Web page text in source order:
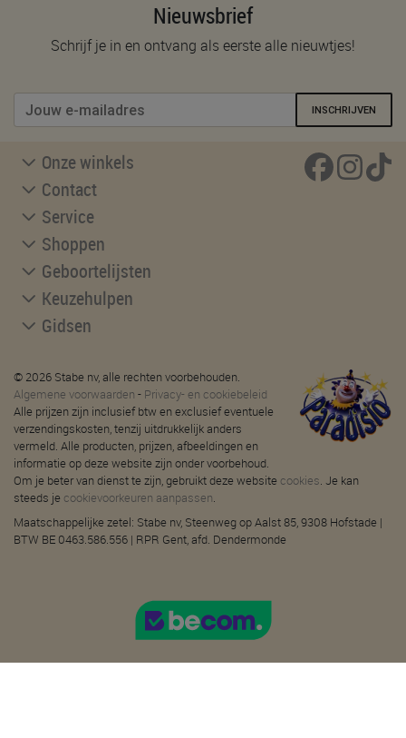
Nieuwsbrief
Schrijf je in en ontvang als eerste alle nieuwtjes!
INSCHRIJVEN
Onze winkels
Contact
Service
Shoppen
Geboortelijsten
Keuzehulpen
Gidsen
© 2026 Stabe nv, alle rechten voorbehouden.
Algemene voorwaarden - Privacy- en cookiebeleid
Alle prijzen zijn inclusief btw en exclusief eventuele
verzendingskosten, tenzij uitdrukkelijk anders
vermeld. Alle producten, prijzen, afbeeldingen en
informatie op deze website zijn onder voorbehoud.
Om je beter van dienst te zijn, gebruikt deze website cookies. Je kan
steeds je cookievoorkeuren aanpassen.
Maatschappelijke zetel: Stabe nv, Steenweg op Aalst 85, 9308 Hofstade |
BTW BE 0463.586.556 | RPR Gent, afd. Dendermonde